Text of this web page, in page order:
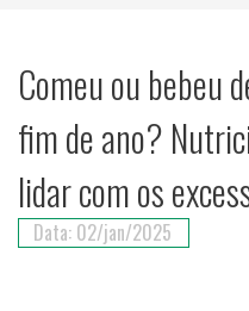
Comeu ou bebeu
fim de ano?
lidar com os
Data: 02/jan/2025